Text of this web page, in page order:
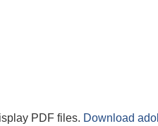
PDF files. Download